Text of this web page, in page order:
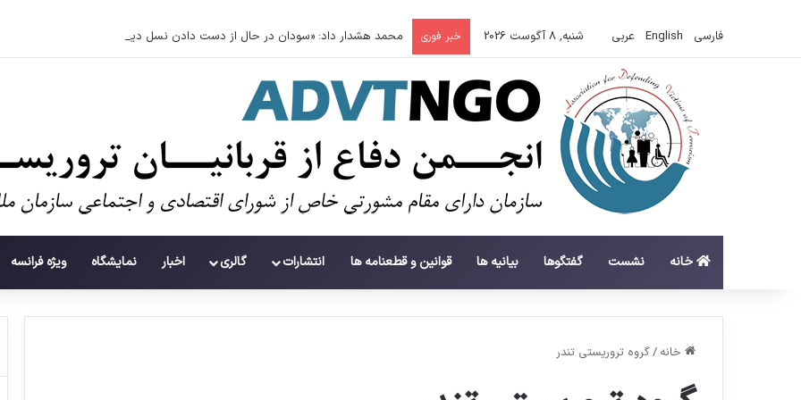
فارسی English عربي شنبه, 8 آگوست 2026 خبر فوری محمد هشدار داد: «سودان در حال از دست دادن نسل دیگری» به دلیل جنگ است
خانه نشست گفتگوها بیانیه ها قوانین و قطعنامه ها انتشارات گالری اخبار نمایشگاه ویژه فرانسه
خانه /گروه تروریستی تندر